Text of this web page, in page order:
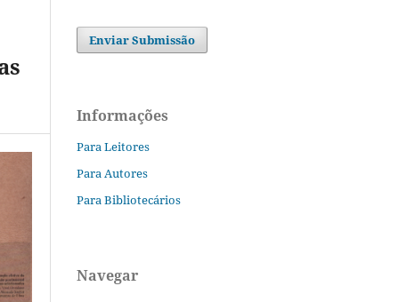
Enviar Submissão
Informações
Para Leitores
Para Autores
Para Bibliotecários
Navegar